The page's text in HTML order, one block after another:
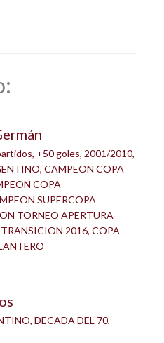
, +50 goles, 2001/2010,
, CAMPEON COPA
COPA
SUPERCOPA
TORNEO APERTURA
2016, COPA
, DECADA DEL 70,